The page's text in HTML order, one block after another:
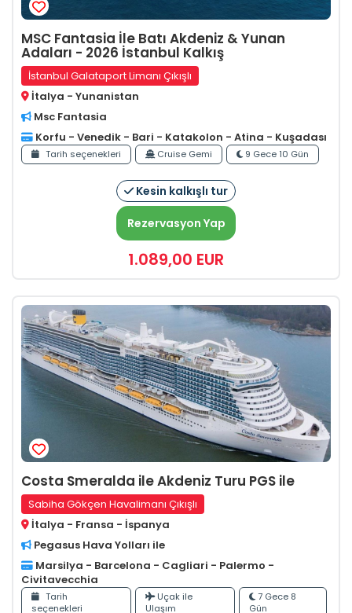
MSC Fantasia İle Batı Akdeniz & Yunan
Adaları - 2026 İstanbul Kalkış
İstanbul Galataport Limanı Çıkışlı
İtalya - Yunanistan
Msc Fantasia
Korfu - Venedik - Bari - Katakolon - Atina - Kuşadası
Tarih seçenekleri Cruise Gemi 9 Gece 10 Gün
Kesin kalkışlı tur
Rezervasyon Yap
1.089,00 EUR
Costa Smeralda ile Akdeniz Turu PGS ile
Sabiha Gökçen Havalimanı Çıkışlı
İtalya - Fransa - İspanya
Pegasus Hava Yolları ile
Marsilya - Barcelona - Cagliari - Palermo -
Civitavecchia
Tarih
seçenekleri
Uçak ile
Ulaşım
7 Gece 8
Gün